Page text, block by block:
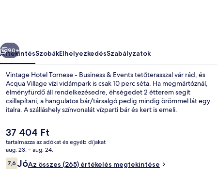
képgalériája
Következő
90+
ÁttekintésSzobákElhelyezkedésSzabályzatok
Vintage Hotel Tornese - Business & Events tetőterasszal vár rád, és
Acqua Village vízi vidámpark is csak 10 perc séta. Ha megmártóznál,
élményfürdő áll rendelkezésedre, éhségedet 2 étterem segít
csillapítani, a hangulatos bár/társalgó pedig mindig örömmel lát egy
italra. A szálláshely színvonalát vízparti bár és kert is emeli.
A
jelenlegi
ár
37 404 Ft
37 404 Ft
tartalmazza az adókat és egyéb díjakat
aug. 23. – aug. 24.
Értékelések
7,67,6 ennyiből: 10
JóAz összes (265) értékelés megtekintése